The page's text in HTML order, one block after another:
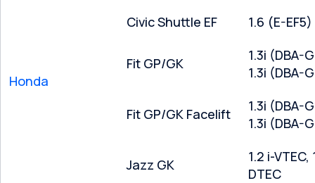
Honda
Civic Shuttle EF 1.6 (E-EF5)
Fit GP/GK
1.3i (DBA-
1.3i (DBA-
Fit GP/GK Facelift
1.3i (DBA-
1.3i (DBA-
Jazz GK
1.2 i-VTEC,
DTEC